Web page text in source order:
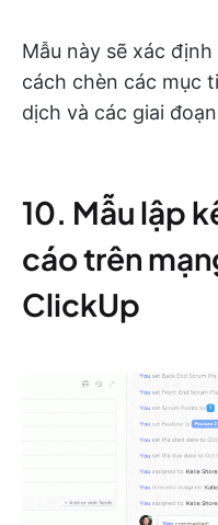
Mẫu này sẽ xác
cách chèn các mục
dịch và các giai
10. Mẫu lập
cáo trên
ClickUp